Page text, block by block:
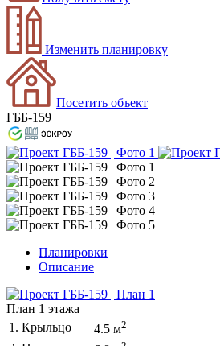
Изменить планировку
Посетить объект
ГББ-159
Планировки
Описание
План 1 этажа
1. Крыльцо
4.5 м2